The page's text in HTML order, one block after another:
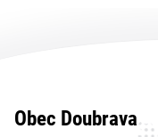
Obec Doubrava